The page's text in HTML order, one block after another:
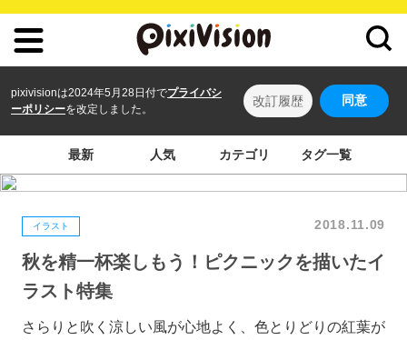
pixivisionは2024年5月28日付でプライバシ
ーポリシーを改定しました。
改訂履歴 同意
最新 人気 カテゴリ タグ一覧
イラスト 2018.11.09
秋を精一杯楽しもう！ピクニックを描いたイ
ラスト特集
さらりと吹く涼しい風が心地よく、色とりどりの紅葉が